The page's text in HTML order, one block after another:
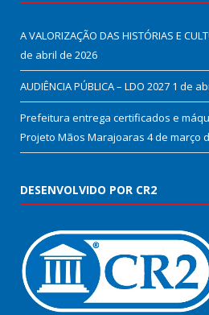
A VALORIZAÇÃO DAS HISTÓRIAS E
de abril de 2026
AUDIÊNCIA PÚBLICA – LDO 2027 1 de
Prefeitura entrega certificados e
Projeto Mãos Marajoaras 4 de março
DESENVOLVIDO POR CR2